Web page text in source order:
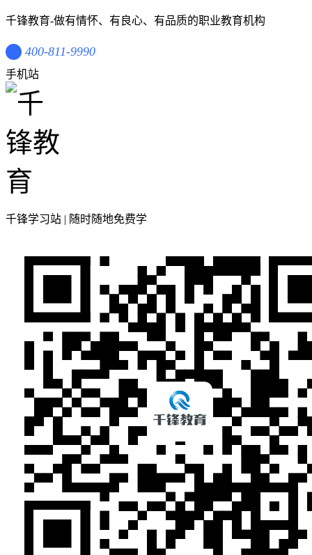
千锋教育-做有情怀、有良心、有品质的职业教育机构
400-811-9990
手机站
千锋学习站 | 随时随地免费学